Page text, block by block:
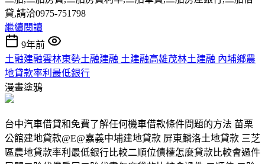
貸,請洽0975-751798
繼續閱讀
9年前
土融建融雲林東勢土融建融 土建融高雄茂林土建融 內埔鄉農
地貸款率利最低銀行
漫畫塗鴉
台中汽車借貸和免費了解任何機車借款條件問題的方法 苗栗
公館建地貸款@E@嘉義中埔建地貸款 屏東麟洛土地貸款 三芝
區農地貸款率利最低銀行比較二順位債權怎麼貸款比較會過件